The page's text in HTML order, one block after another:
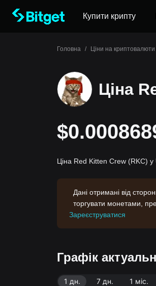
Купити крипту
Головна / Ціни на криптовалюти
Ціна
Ціна Red Kitten Crew (RKC)
Дані отримані від
торгувати монетами,
Зареєструватися
Графік
1 дн. 7 дн. 1 міс.